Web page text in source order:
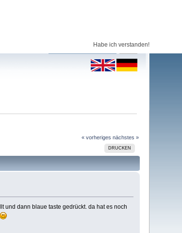
Habe ich verstanden!
« vorheriges nächstes »
DRUCKEN
und dann blaue taste gedrückt. da hat es noch